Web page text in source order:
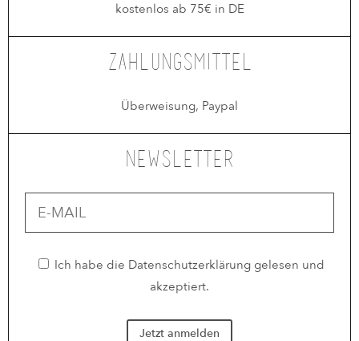
kostenlos ab 75€ in DE
Zahlungsmittel
Überweisung, Paypal
Newsletter
Ich habe die Datenschutzerklärunggelesen und
akzeptiert.